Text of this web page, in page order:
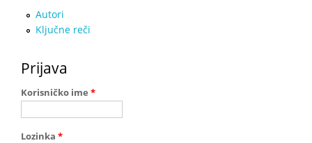
Autori
Ključne reči
Prijava
Korisničko ime *
Lozinka *